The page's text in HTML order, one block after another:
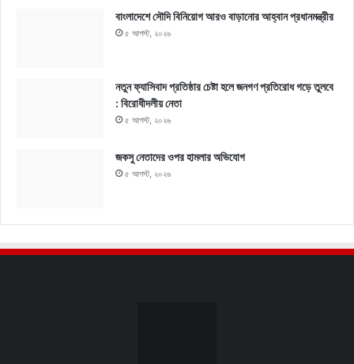
বাংলাদেশে সৌদি বিনিয়োগ আরও বাড়ানোর আহ্বান প্রধানমন্ত্রীর
৫ আগস্ট, ২০২৬
নতুন ফ্যাসিবাদ প্রতিষ্ঠার চেষ্টা হলে জনগণ প্রতিরোধ গড়ে তুলবে
: বিরোধীদলীয় নেতা
৫ আগস্ট, ২০২৬
জকসু নেতাদের ওপর হামলার অভিযোগ
৫ আগস্ট, ২০২৬